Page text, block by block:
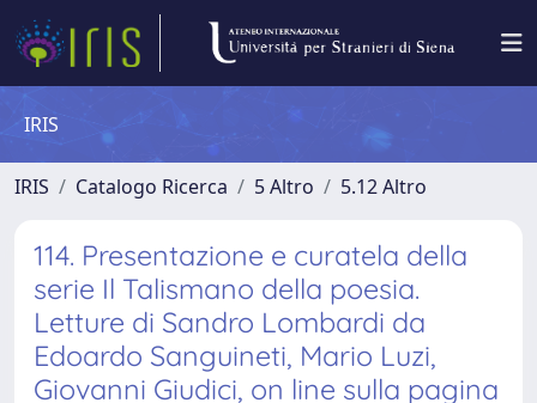
IRIS
IRIS Catalogo Ricerca 5 Altro 5.12 Altro
114. Presentazione e curatela della
serie Il Talismano della poesia.
Letture di Sandro Lombardi da
Edoardo Sanguineti, Mario Luzi,
Giovanni Giudici, on line sulla pagina